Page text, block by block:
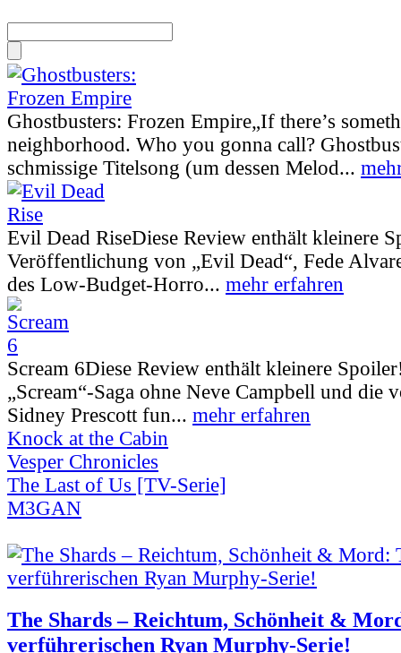
Ghostbusters: Frozen Empire„If there’s
neighborhood. Who you gonna call?
schmissige Titelsong (um dessen Melod...
Evil Dead RiseDiese Review enthält kleinere
Veröffentlichung von „Evil Dead“, Fede
des Low-Budget-Horro... mehr erfahren
Scream 6Diese Review enthält kleinere
„Scream“-Saga ohne Neve Campbell und die
Sidney Prescott fun... mehr erfahren
Knock at the Cabin
Vesper Chronicles
The Last of Us [TV-Serie]
M3GAN
The Shards – Reichtum, Schönheit &
verführerischen Ryan Murphy-Serie!